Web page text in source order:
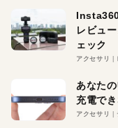
レビュ
ェック
アクセサリ
あなた
充電で
アクセサリ